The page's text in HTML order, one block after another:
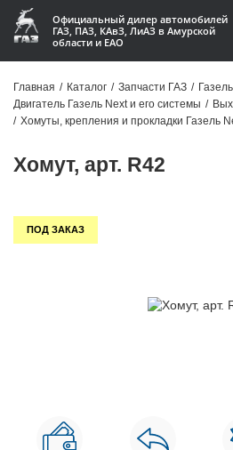
Официальный дилер автомобилей
ГАЗ, ПАЗ, КАвЗ, ЛиАЗ в Амурской
области и ЕАО
Акции
О компании
Доставка
Автомобили
+7 (4162) 22-95-09
Главная / Каталог / Запчасти ГАЗ /
Двигатель Газель Next и его системы /
/ Хомуты, крепления и прокладки Газель
Хомут, арт. R42
ПОД ЗАКАЗ